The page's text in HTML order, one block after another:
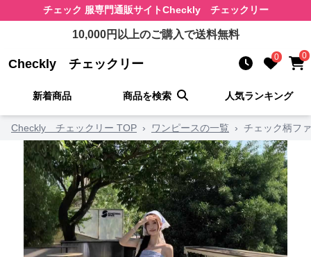
チェック 服専門通販サイトCheckly チェックリー
10,000円以上のご購入で送料無料
Checkly チェックリー 0 0
新着商品 商品を検索 人気ランキング
Checkly チェックリー TOP › ワンピースの一覧 › チェック柄フ